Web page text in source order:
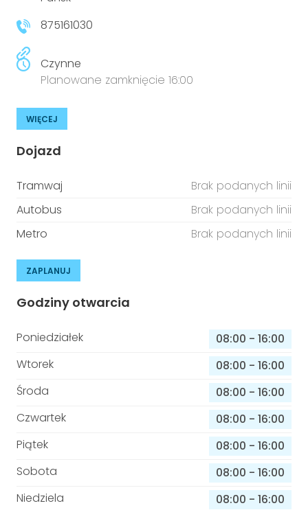
Prawo
Prawa osób z niepełnosprawnościami
Aktualności
875161030
Czynne
Planowane zamknięcie 16:00
WIĘCEJ
Dojazd
Tramwaj
Brak podanych linii
Autobus
Brak podanych linii
Metro
Brak podanych linii
ZAPLANUJ
Godziny otwarcia
Poniedziałek 08:00 - 16:00
Wtorek
08:00 - 16:00
Środa
08:00 - 16:00
Czwartek
08:00 - 16:00
Piątek
08:00 - 16:00
Sobota
08:00 - 16:00
Niedziela
08:00 - 16:00